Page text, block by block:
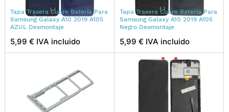
Tapa Trasera Cubre Batería Para
Samsung Galaxy A10 2019 A105
AZUL Desmontaje
5,99 € IVA incluido
Tapa Trasera Cubre Batería Para
Samsung Galaxy A10 2019 A105
Negro Desmontaje
5,99 € IVA incluido